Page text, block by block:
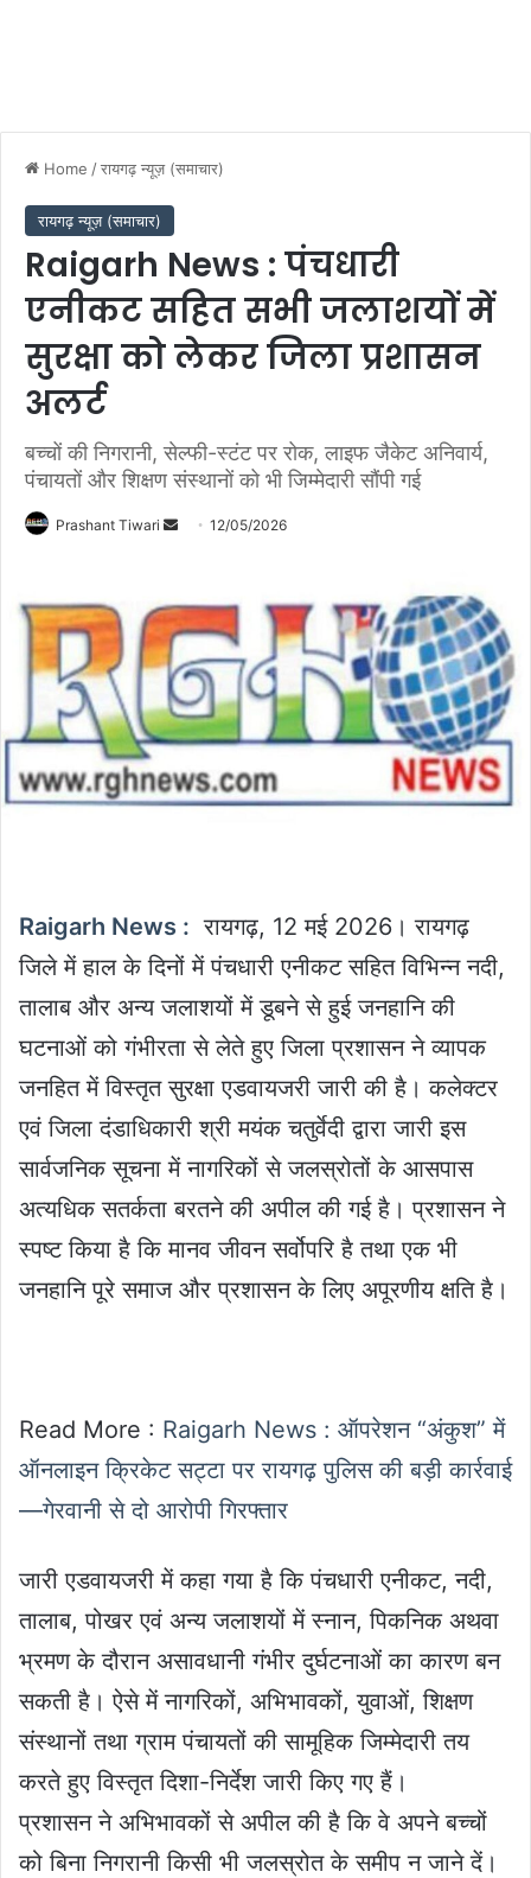
Home /रायगढ़ न्यूज़ (समाचार)
रायगढ़ न्यूज़ (समाचार)
Raigarh News : पंचधारी
एनीकट सहित सभी जलाशयों में
सुरक्षा को लेकर जिला प्रशासन
अलर्ट
बच्चों की निगरानी, सेल्फी-स्टंट पर रोक, लाइफ जैकेट अनिवार्य,
पंचायतों और शिक्षण संस्थानों को भी जिम्मेदारी सौंपी गई
Prashant Tiwari
Send12/05/2026
Raigarh News : रायगढ़, 12 मई 2026। रायगढ़
जिले में हाल के दिनों में पंचधारी एनीकट सहित विभिन्न नदी,
तालाब और अन्य जलाशयों में डूबने से हुई जनहानि की
घटनाओं को गंभीरता से लेते हुए जिला प्रशासन ने व्यापक
जनहित में विस्तृत सुरक्षा एडवायजरी जारी की है। कलेक्टर
एवं जिला दंडाधिकारी श्री मयंक चतुर्वेदी द्वारा जारी इस
सार्वजनिक सूचना में नागरिकों से जलस्रोतों के आसपास
अत्यधिक सतर्कता बरतने की अपील की गई है। प्रशासन ने
स्पष्ट किया है कि मानव जीवन सर्वोपरि है तथा एक भी
जनहानि पूरे समाज और प्रशासन के लिए अपूरणीय क्षति है।
Read More : Raigarh News : ऑपरेशन “अंकुश” में
ऑनलाइन क्रिकेट सट्टा पर रायगढ़ पुलिस की बड़ी कार्रवाई
—गेरवानी से दो आरोपी गिरफ्तार
जारी एडवायजरी में कहा गया है कि पंचधारी एनीकट, नदी,
तालाब, पोखर एवं अन्य जलाशयों में स्नान, पिकनिक अथवा
भ्रमण के दौरान असावधानी गंभीर दुर्घटनाओं का कारण बन
सकती है। ऐसे में नागरिकों, अभिभावकों, युवाओं, शिक्षण
संस्थानों तथा ग्राम पंचायतों की सामूहिक जिम्मेदारी तय
करते हुए विस्तृत दिशा-निर्देश जारी किए गए हैं।
प्रशासन ने अभिभावकों से अपील की है कि वे अपने बच्चों
को बिना निगरानी किसी भी जलस्रोत के समीप न जाने दें।